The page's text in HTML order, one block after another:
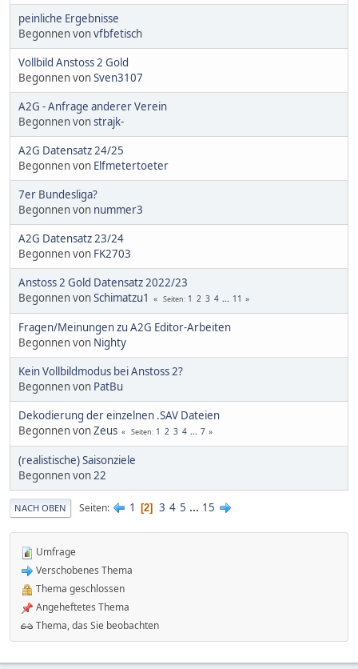
peinliche Ergebnisse
Begonnen vonvfbfetisch
Vollbild Anstoss 2 Gold
Begonnen vonSven3107
A2G - Anfrage anderer Verein
Begonnen vonstrajk-
A2G Datensatz 24/25
Begonnen von Elfmetertoeter
7er Bundesliga?
Begonnen von nummer3
A2G Datensatz 23/24
Begonnen von FK2703
Anstoss 2 Gold Datensatz 2022/23
Begonnen vonSchimatzu1 Seiten 1 2 3 4 ... 11
Fragen/Meinungen zu A2G Editor-Arbeiten
Begonnen von Nighty
Kein Vollbildmodus bei Anstoss 2?
Begonnen von PatBu
Dekodierung der einzelnen .SAV Dateien
Begonnen vonZeus Seiten 1 2 3 4 ... 7
(realistische) Saisonziele
Begonnen von22
NACH OBEN Seiten 1 2 3 4 5 ... 15
Umfrage
Verschobenes Thema
Thema geschlossen
Angeheftetes Thema
Thema, das Sie beobachten